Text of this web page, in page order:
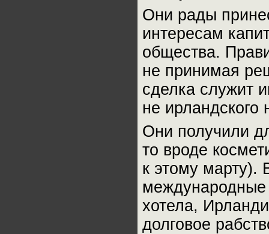
Они рады
интересам
общества.
не принимая
сделка служит
не ирландского
Они получили
то вроде
к этому марту).
международные
хотела,
долговое